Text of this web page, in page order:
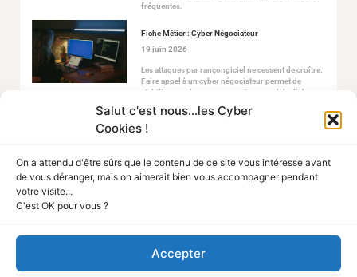
Salut c'est nous...les Cyber
Cookies !
On a attendu d'être sûrs que le contenu de ce site vous intéresse avant
de vous déranger, mais on aimerait bien vous accompagner pendant
votre visite...
C'est OK pour vous ?
Accepter
fréquentes.
Fiche Métier : Cyber Négociateur
19 juin 2026
Les attaques par rançongiciel ne cessent de croître.
Faire appel à un cyber négociateur permet de
stabiliser ce chaos en ouvrant un canal de dialogue
Tout Sur La Cyber